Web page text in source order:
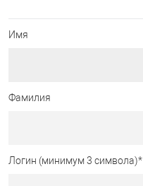
Имя
Фамилия
Логин (минимум 3 символа)*